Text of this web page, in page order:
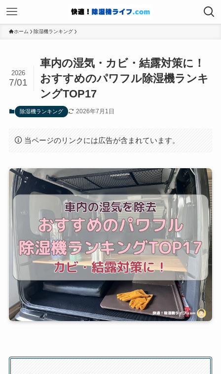
ホーム 除湿機ランキング
車内の湿気・カビ・結露対策に！
おすすめのパワフル除湿機ランキ
ングTOP17
2026
7/01
除湿機ランキング 2026年7月1日
当ページのリンクには広告が含まれています。